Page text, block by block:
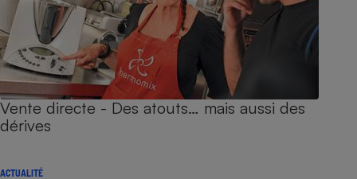
Vente directe - Des atouts… mais aussi des
dérives
ACTUALITÉ